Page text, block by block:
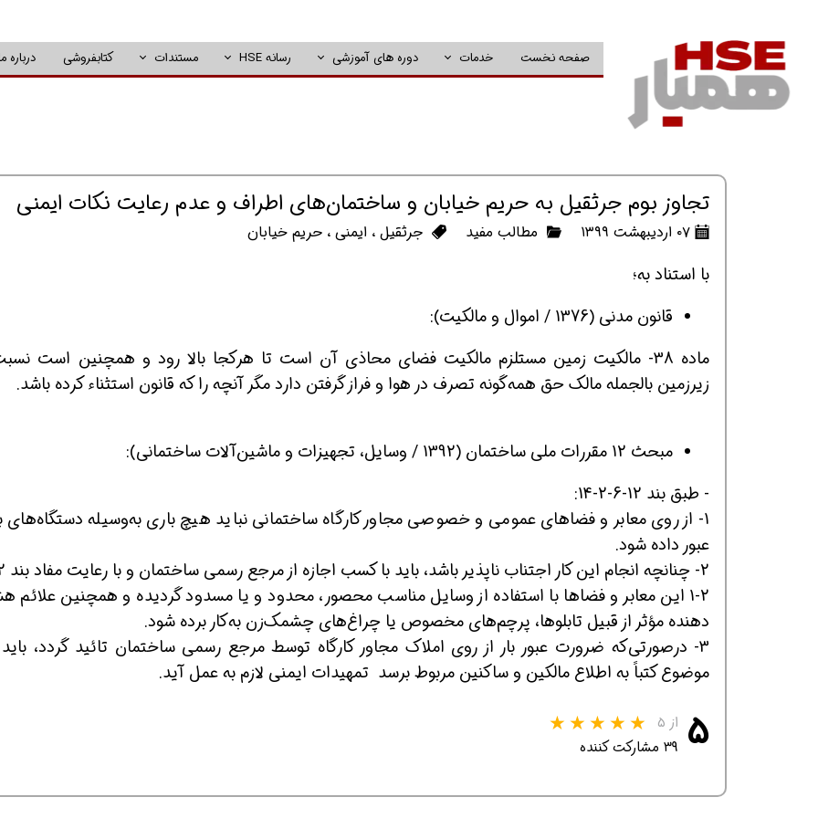
صفحه نخست خدمات دوره های آموزشی رسانه HSE
پادکست Safety Cast
مستندات کتابفروشی درباره
تجاوز بوم جرثقیل به حریم خیابان و ساختمان‌های اطراف و عدم رعایت نکات ایمنی
۰۷ اردیبهشت ۱۳۹۹ مطالب مفید جرثقیل، ایمنی، حریم خیابان
با استناد به؛
قانون مدنی (1376 / اموال و مالکیت):
ماده 38- مالکیت زمین مستلزم مالکیت فضای محاذی آن است تا هرکجا بالا رود و همچنین است
زیرزمین بالجمله مالک حق همه‌گونه تصرف در هوا و فراز گرفتن دارد مگر آنچه را که قانون استثناء کرده باشد.
مبحث 12 مقررات ملی ساختمان (1392 / وسایل، تجهیزات و ماشین‌آلات ساختمانی):
- طبق بند 12-6-2-14:
1- از روی معابر و فضاهای عمومی و خصوصی مجاور کارگاه ساختمانی نباید هیچ باری به‌وسیله دستگاه‌های
عبور داده شود.
2-1 این معابر و فضاها با استفاده از وسایل مناسب محصور، محدود و یا مسدود گردیده و همچنین علائم
دهنده مؤثر از قبیل تابلوها، پرچم‌های مخصوص یا چراغ‌های چشمک‌زن به‌کار برده شود.
3- درصورتی‌که ضرورت عبور بار از روی املاک مجاور کارگاه توسط مرجع رسمی ساختمان تائید گردد،
موضوع کتباً به اطلاع مالکین و ساکنین مربوط برسد تمهیدات ایمنی لازم به عمل آید.
۵ از ۵
۳۹ مشارکت کننده
همین همین حالا بگیرش همین حالا بگیرش همین حالا بگیرش همین حالا بگیرش